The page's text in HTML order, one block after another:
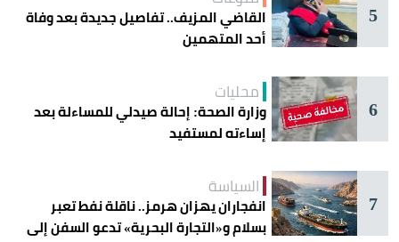
5
القاضي المزيف.. تفاصيل جديدة بعد وفاة
أحد المتهمين
6
محليات
وزارة الصحة: إحالة صيدلي للمساءلة بعد
إساءته لمستفيد
7
السياسة
انفجاران يهزان هرمز.. ناقلة نفط تعبر
بسلام و«التجارة البحرية» تدعو السفن إلى